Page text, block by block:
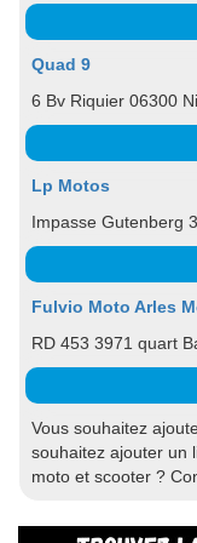
Quad 9
6 Bv Riquier 06300
Lp Motos
Impasse Gutenberg
Fulvio Moto Arles
RD 453 3971 quart
Vous souhaitez
souhaitez ajouter un
moto et scooter ?